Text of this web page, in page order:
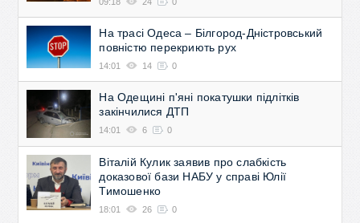
На трасі Одеса – Білгород-Дністровський
повністю перекриють рух
14:01 14 0
На Одещині п'яні покатушки підлітків
закінчилися ДТП
14:01 6 0
Віталій Кулик заявив про слабкість
доказової бази НАБУ у справі Юлії
Тимошенко
18:01 26 0